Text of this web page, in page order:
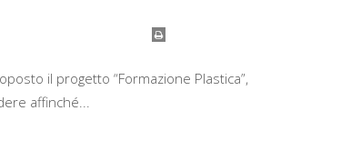
il progetto “Formazione Plastica”,
affinché...